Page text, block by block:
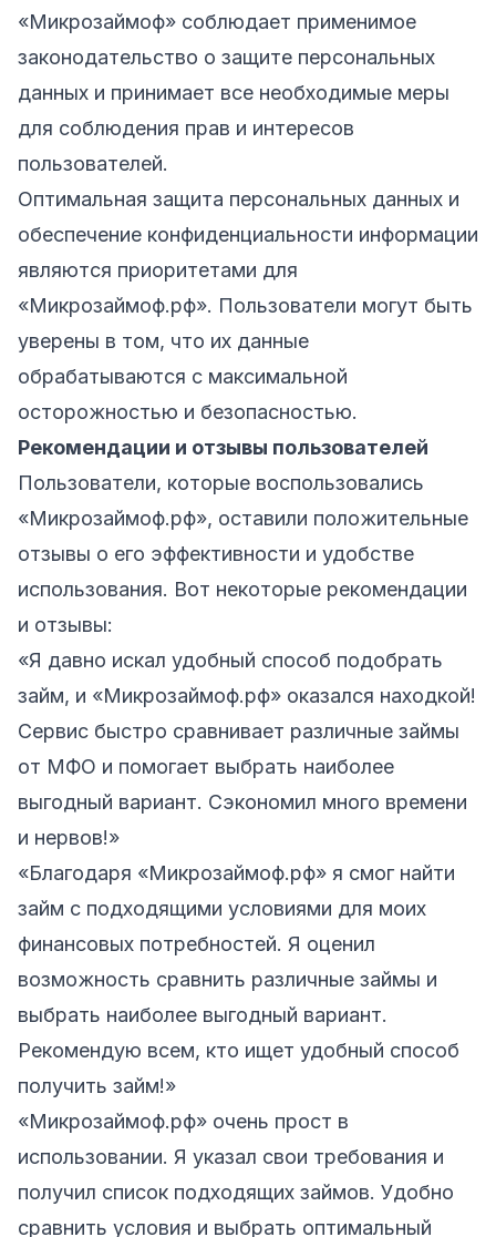
«Микрозаймоф» соблюдает применимое
законодательство о защите персональных
данных и принимает все необходимые меры
для соблюдения прав и интересов
пользователей.
Оптимальная защита персональных данных и
обеспечение конфиденциальности информации
являются приоритетами для
«Микрозаймоф.рф». Пользователи могут быть
уверены в том, что их данные
обрабатываются с максимальной
осторожностью и безопасностью.
Рекомендации и отзывы пользователей
Пользователи, которые воспользовались
«Микрозаймоф.рф», оставили положительные
отзывы о его эффективности и удобстве
использования. Вот некоторые рекомендации
и отзывы:
«Я давно искал удобный способ подобрать
займ, и «Микрозаймоф.рф» оказался находкой!
Сервис быстро сравнивает различные займы
от МФО и помогает выбрать наиболее
выгодный вариант. Сэкономил много времени
и нервов!»
«Благодаря «Микрозаймоф.рф» я смог найти
займ с подходящими условиями для моих
финансовых потребностей. Я оценил
возможность сравнить различные займы и
выбрать наиболее выгодный вариант.
Рекомендую всем, кто ищет удобный способ
получить займ!»
«Микрозаймоф.рф» очень прост в
использовании. Я указал свои требования и
получил список подходящих займов. Удобно
сравнить условия и выбрать оптимальный